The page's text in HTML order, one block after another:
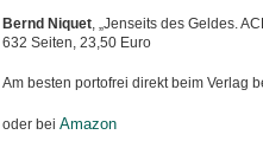
Bernd Niquet, „Jenseits des Geldes.
632 Seiten, 23,50 Euro
Am besten portofrei direkt beim Verlag
oder bei Amazon